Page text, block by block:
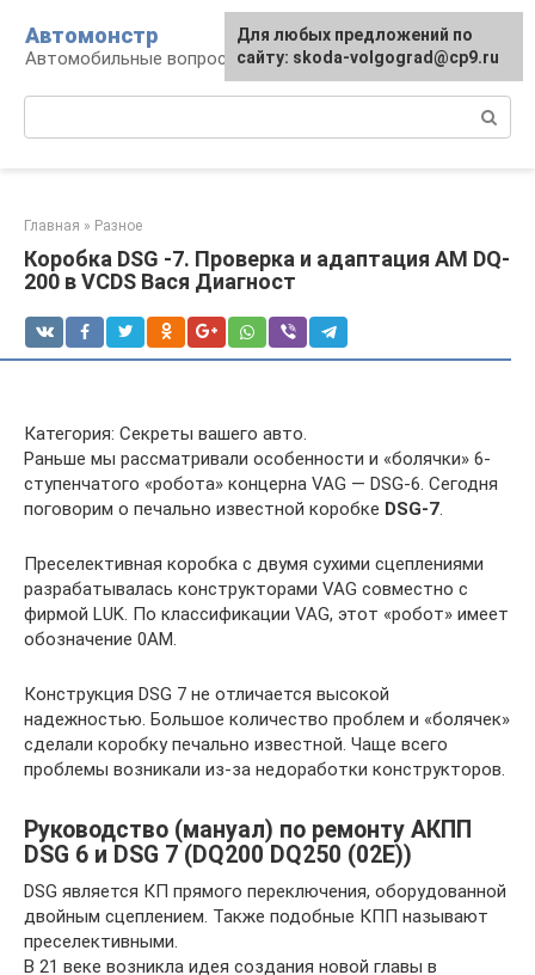
контенту
Автомонстр
Автомобильные вопросы и ответы
Главная » Разное
Коробка DSG -7. Проверка и адаптация AM DQ-
200 в VCDS Вася Диагност
Категория: Секреты вашего авто.
Раньше мы рассматривали особенности и «болячки» 6-
ступенчатого «робота» концерна VAG — DSG-6. Сегодня
поговорим о печально известной коробке DSG-7.
Преселективная коробка с двумя сухими сцеплениями
разрабатывалась конструкторами VAG совместно с
фирмой LUK. По классификации VAG, этот «робот» имеет
обозначение 0АМ.
Конструкция DSG 7 не отличается высокой
надежностью. Большое количество проблем и «болячек»
сделали коробку печально известной. Чаще всего
проблемы возникали из-за недоработки конструкторов.
Руководство (мануал) по ремонту АКПП
DSG 6 и DSG 7 (DQ200 DQ250 (02E))
DSG является КП прямого переключения, оборудованной
двойным сцеплением. Также подобные КПП называют
преселективными.
В 21 веке возникла идея создания новой главы в
Для любых предложений по
сайту: skoda-volgograd@cp9.ru